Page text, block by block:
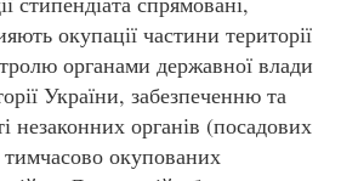
окупації частини території
органами державної влади
України, забезпеченню та
незаконних органів (посадових
окупованих